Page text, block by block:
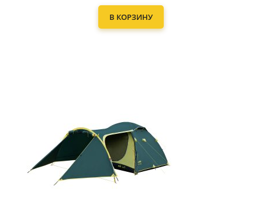
В КОРЗИНУ